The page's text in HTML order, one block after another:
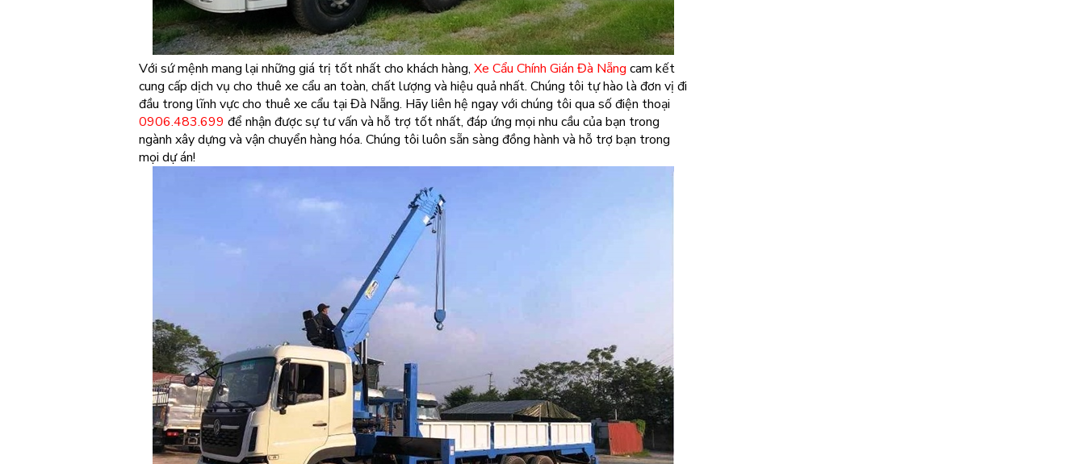
Với sứ mệnh mang lại những giá trị tốt nhất cho khách hàng, Xe Cẩu Chính Gián Đà Nẵng cam kết
cung cấp dịch vụ cho thuê xe cẩu an toàn, chất lượng và hiệu quả nhất. Chúng tôi tự hào là đơn vị đi
đầu trong lĩnh vực cho thuê xe cẩu tại Đà Nẵng. Hãy liên hệ ngay với chúng tôi qua số điện thoại
0906.483.699 để nhận được sự tư vấn và hỗ trợ tốt nhất, đáp ứng mọi nhu cầu của bạn trong
ngành xây dựng và vận chuyển hàng hóa. Chúng tôi luôn sẵn sàng đồng hành và hỗ trợ bạn trong
mọi dự án!